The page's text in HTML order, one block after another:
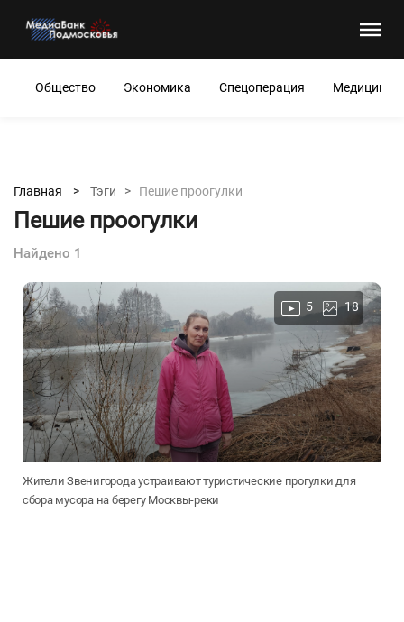
Общество Экономика Спецоперация Медицина
Главная > Тэги > Пешие проогулки
Пешие проогулки
Найдено 1
5 18
Жители Звенигорода устраивают туристические прогулки для
сбора мусора на берегу Москвы-реки